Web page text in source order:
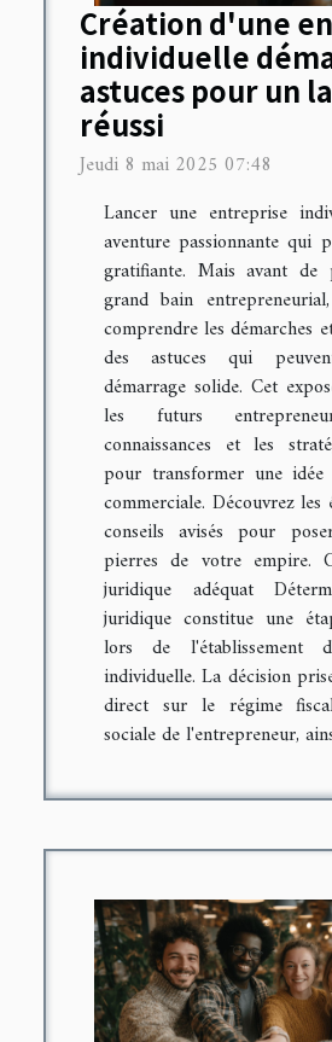
Création d'une
individuelle
astuces pour un
réussi
Jeudi 8 mai 2025 07:48
Lancer une entreprise
aventure passionnante qui
gratifiante. Mais avant de
grand bain
comprendre les démarches
des astuces qui
démarrage solide. Cet
les futurs
connaissances et les
pour transformer une
commerciale. Découvrez les
conseils avisés pour
pierres de votre empire.
juridique adéquat
juridique constitue une
lors de l'établissement
individuelle. La décision
direct sur le régime
sociale de l'entrepreneur,